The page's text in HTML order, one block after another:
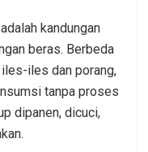
kandungan
beras. Berbeda
iles dan porang,
tanpa proses
dipanen, dicuci,